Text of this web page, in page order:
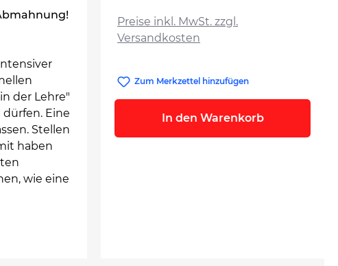
der Lehre"
dürfen. Eine
Stellen
haben
wie eine
Preise inkl. MwSt. zzgl.
Versandkosten
Zum Merkzettel hinzufügen
In den Warenkorb